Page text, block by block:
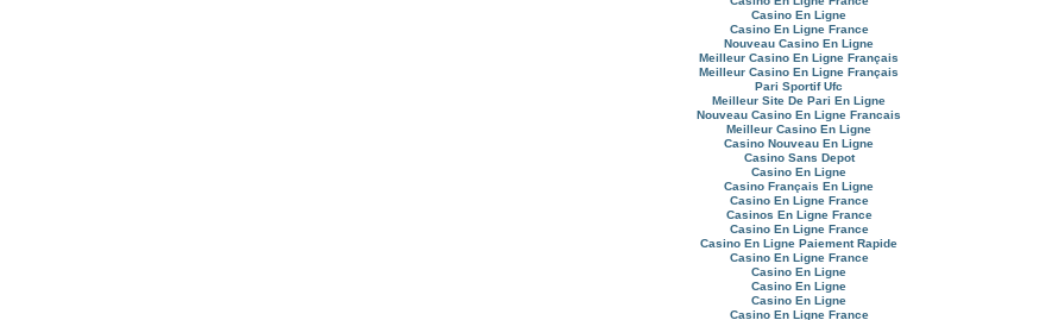
Casino En Ligne
Casino En Ligne France
Nouveau Casino En Ligne
Meilleur Casino En Ligne Français
Meilleur Casino En Ligne Français
Pari Sportif Ufc
Meilleur Site De Pari En Ligne
Nouveau Casino En Ligne Francais
Meilleur Casino En Ligne
Casino Nouveau En Ligne
Casino Sans Depot
Casino En Ligne
Casino Français En Ligne
Casino En Ligne France
Casinos En Ligne France
Casino En Ligne France
Casino En Ligne Paiement Rapide
Casino En Ligne France
Casino En Ligne
Casino En Ligne
Casino En Ligne
Casino En Ligne France